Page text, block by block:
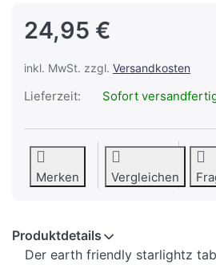
24,95 €
inkl. MwSt. zzgl. Versandkosten
Lieferzeit: Sofort versandfertig,
Merken Vergleichen
Produktdetails
Der earth friendly starlightz